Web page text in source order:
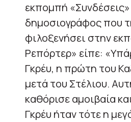
εκπομπή
δημοσιογράφος που
φιλοξενήσει στην
Ρεπόρτερ» είπε:
Γκρέυ, η πρώτη του
μετά του Στέλιου.
καθόρισε αμοιβαία
Γκρέυ ήταν τότε η